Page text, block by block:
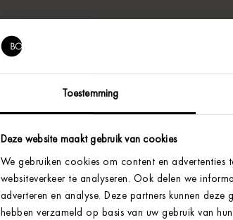
Toestemming
Deze website maakt gebruik van cookies
We gebruiken cookies om content en
websiteverkeer te analyseren. Ook delen we
adverteren en analyse. Deze partners kunnen
hebben verzameld op basis van uw gebruik van hun